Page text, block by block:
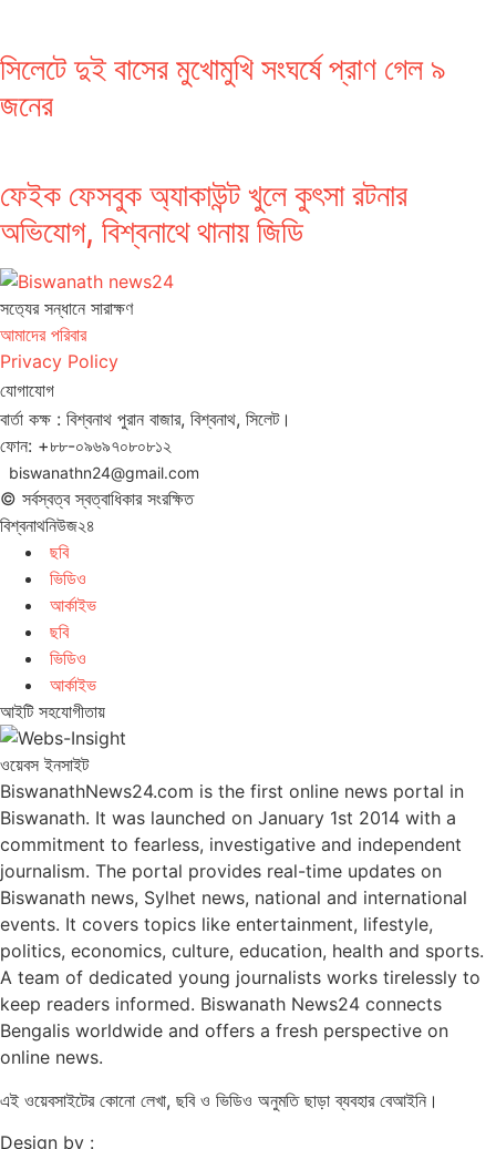
সিলেটে দুই বাসের মুখোমুখি সংঘর্ষে প্রাণ গেল ৯
জনের
ফেইক ফেসবুক অ্যাকাউন্ট খুলে কুৎসা রটনার
অভিযোগ, বিশ্বনাথে থানায় জিডি
সত‌্যের সন্ধানে সারাক্ষণ
আমাদের পরিবার
Privacy Policy
যোগাযোগ
বার্তা কক্ষ : বিশ্বনাথ পুরান বাজার, বিশ্বনাথ, সিলেট।
ফোন: +৮৮-০৯৬৯৭০৮০৮১২
biswanathn24@gmail.com
© সর্বস্বত্ব স্বত্বাধিকার সংরক্ষিত
বিশ্বনাথনিউজ২৪
ছবি
ভিডিও
আর্কাইভ
ছবি
ভিডিও
আর্কাইভ
আইটি সহযোগীতায়
ওয়েবস ইনসাইট
BiswanathNews24.com is the first online news portal in
Biswanath. It was launched on January 1st 2014 with a
commitment to fearless, investigative and independent
journalism. The portal provides real-time updates on
Biswanath news, Sylhet news, national and international
events. It covers topics like entertainment, lifestyle,
politics, economics, culture, education, health and sports.
A team of dedicated young journalists works tirelessly to
keep readers informed. Biswanath News24 connects
Bengalis worldwide and offers a fresh perspective on
online news.
এই ওয়েবসাইটের কোনো লেখা, ছবি ও ভিডিও অনুমতি ছাড়া ব্যবহার বেআইনি।
Design by :